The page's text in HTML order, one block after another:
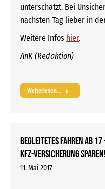
unterschätzt. Bei
nächsten Tag lieber in
Weitere Infos hier.
AnK (Redaktion)
Weiterlesen...
Begleitetes Fahren ab
Kfz-Versicherung
11. Mai 2017